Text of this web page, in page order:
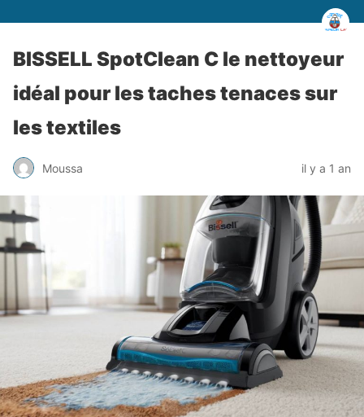
BISSELL SpotClean C le nettoyeur
idéal pour les taches tenaces sur
les textiles
Moussa il y a 1 an